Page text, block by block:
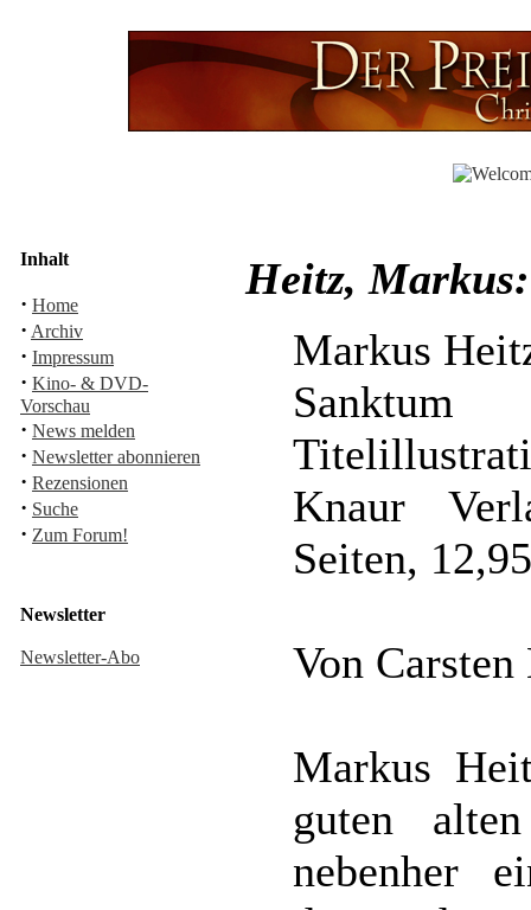
Inhalt
· Home
· Archiv
· Impressum
· Kino- & DVD-
Vorschau
· News melden
· Newsletter abonnieren
· Rezensionen
· Suche
· Zum Forum!
Newsletter
Newsletter-Abo
Heitz,
Markus
Sanktum
Knaur
Seiten,
Von
Markus
guten
nebenher